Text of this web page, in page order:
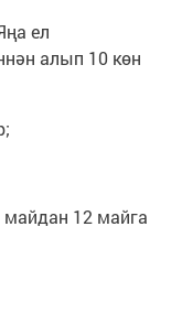
ел
алып 10 көн
12 майга